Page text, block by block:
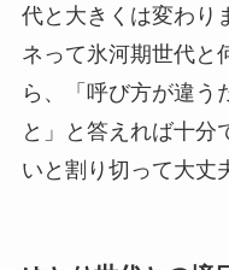
代と大きくは変わり
ネって氷河期世代と
ら、「呼び方が違う
と」と答えれば十分
いと割り切って大丈